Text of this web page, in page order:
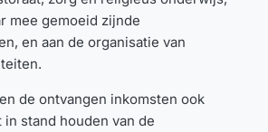
mee gemoeid zijnde
en aan de organisatie van
de ontvangen inkomsten ook
in stand houden van de